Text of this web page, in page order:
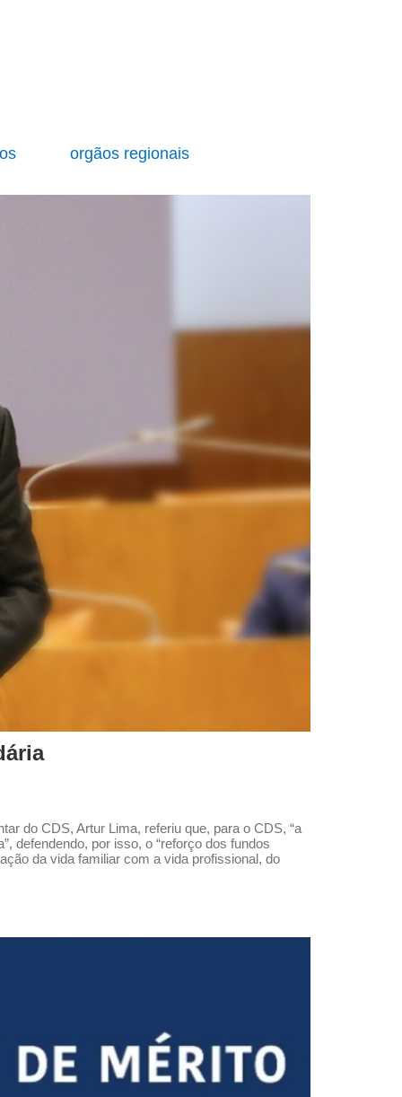
orgãos regionais
do CDS, Artur Lima, referiu que, para o CDS, “a
defendendo, por isso, o “reforço dos fundos
da vida familiar com a vida profissional, do